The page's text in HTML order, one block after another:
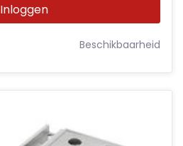
Inloggen
Beschikbaarheid